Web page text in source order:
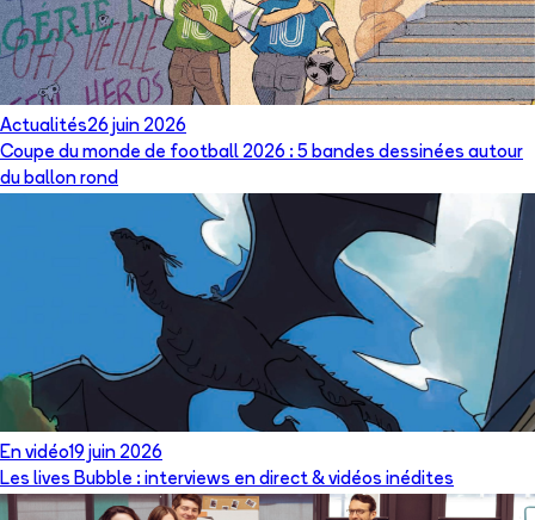
Actualités26 juin 2026
Coupe du monde de football 2026 : 5 bandes dessinées autour
du ballon rond
En vidéo19 juin 2026
Les lives Bubble : interviews en direct & vidéos inédites